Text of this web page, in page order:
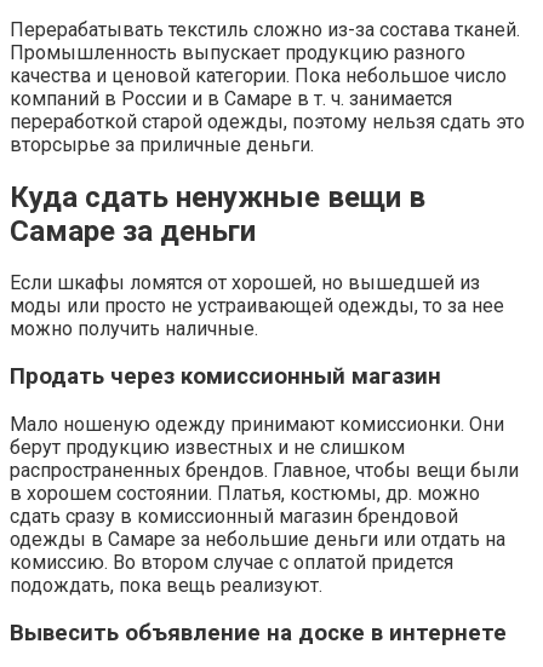
Перерабатывать текстиль сложно из-за состава тканей.
Промышленность выпускает продукцию разного
качества и ценовой категории. Пока небольшое число
компаний в России и в Самаре в т. ч. занимается
переработкой старой одежды, поэтому нельзя сдать это
вторсырье за приличные деньги.
Куда сдать ненужные вещи в
Самаре за деньги
Если шкафы ломятся от хорошей, но вышедшей из
моды или просто не устраивающей одежды, то за нее
можно получить наличные.
Продать через комиссионный магазин
Мало ношеную одежду принимают комиссионки. Они
берут продукцию известных и не слишком
распространенных брендов. Главное, чтобы вещи были
в хорошем состоянии. Платья, костюмы, др. можно
сдать сразу в комиссионный магазин брендовой
одежды в Самаре за небольшие деньги или отдать на
комиссию. Во втором случае с оплатой придется
подождать, пока вещь реализуют.
Вывесить объявление на доске в интернете